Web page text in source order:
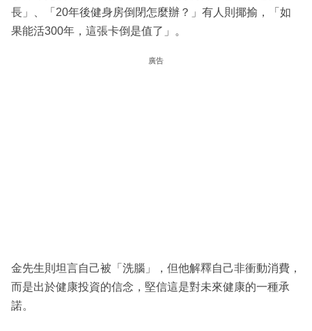
長」、「20年後健身房倒閉怎麼辦？」有人則揶揄，「如
果能活300年，這張卡倒是值了」。
廣告
金先生則坦言自己被「洗腦」，但他解釋自己非衝動消費，
而是出於健康投資的信念，堅信這是對未來健康的一種承
諾。